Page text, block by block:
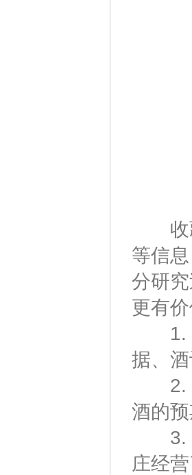
收藏
等信
分研
更有
1. 基
据、酒
2. 中
酒的
3. 高
庄经